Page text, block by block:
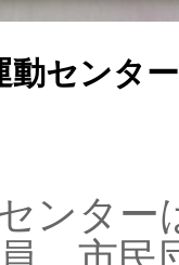
動センタ
ンタ